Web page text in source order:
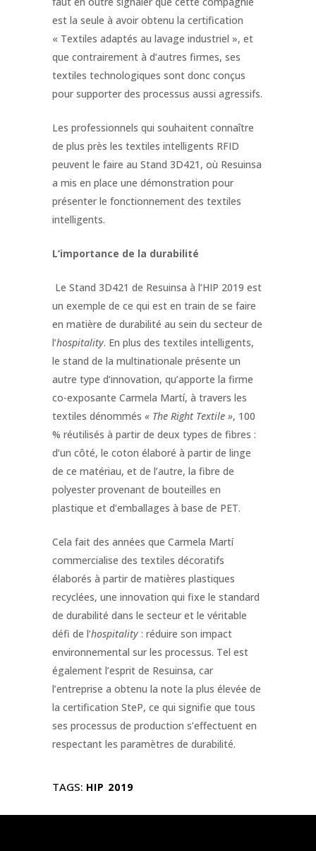
est la seule à avoir obtenu la certification
« Textiles adaptés au lavage industriel », et
que contrairement à d’autres firmes, ses
textiles technologiques sont donc conçus
pour supporter des processus aussi agressifs.
Les professionnels qui souhaitent connaître
de plus près les textiles intelligents RFID
peuvent le faire au Stand 3D421, où Resuinsa
a mis en place une démonstration pour
présenter le fonctionnement des textiles
intelligents.
L’importance de la durabilité
Le Stand 3D421 de Resuinsa à l’HIP 2019 est
un exemple de ce qui est en train de se faire
en matière de durabilité au sein du secteur de
l’hospitality. En plus des textiles intelligents,
le stand de la multinationale présente un
autre type d’innovation, qu’apporte la firme
co-exposante Carmela Martí, à travers les
textiles dénommés « The Right Textile », 100
% réutilisés à partir de deux types de fibres :
d’un côté, le coton élaboré à partir de linge
de ce matériau, et de l’autre, la fibre de
polyester provenant de bouteilles en
plastique et d’emballages à base de PET.
Cela fait des années que Carmela Martí
commercialise des textiles décoratifs
élaborés à partir de matières plastiques
recyclées, une innovation qui fixe le standard
de durabilité dans le secteur et le véritable
défi de l’hospitality : réduire son impact
environnemental sur les processus. Tel est
également l’esprit de Resuinsa, car
l’entreprise a obtenu la note la plus élevée de
la certification SteP, ce qui signifie que tous
ses processus de production s’effectuent en
respectant les paramètres de durabilité.
TAGS: HIP 2019